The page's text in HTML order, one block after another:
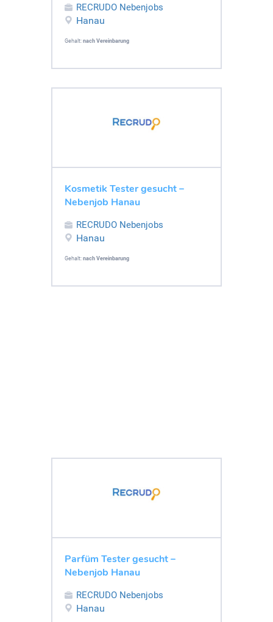
RECRUDO Nebenjobs
Hanau
Gehalt: nach Vereinbarung
Kosmetik Tester gesucht –
Nebenjob Hanau
RECRUDO Nebenjobs
Hanau
Gehalt: nach Vereinbarung
Parfüm Tester gesucht –
Nebenjob Hanau
RECRUDO Nebenjobs
Hanau